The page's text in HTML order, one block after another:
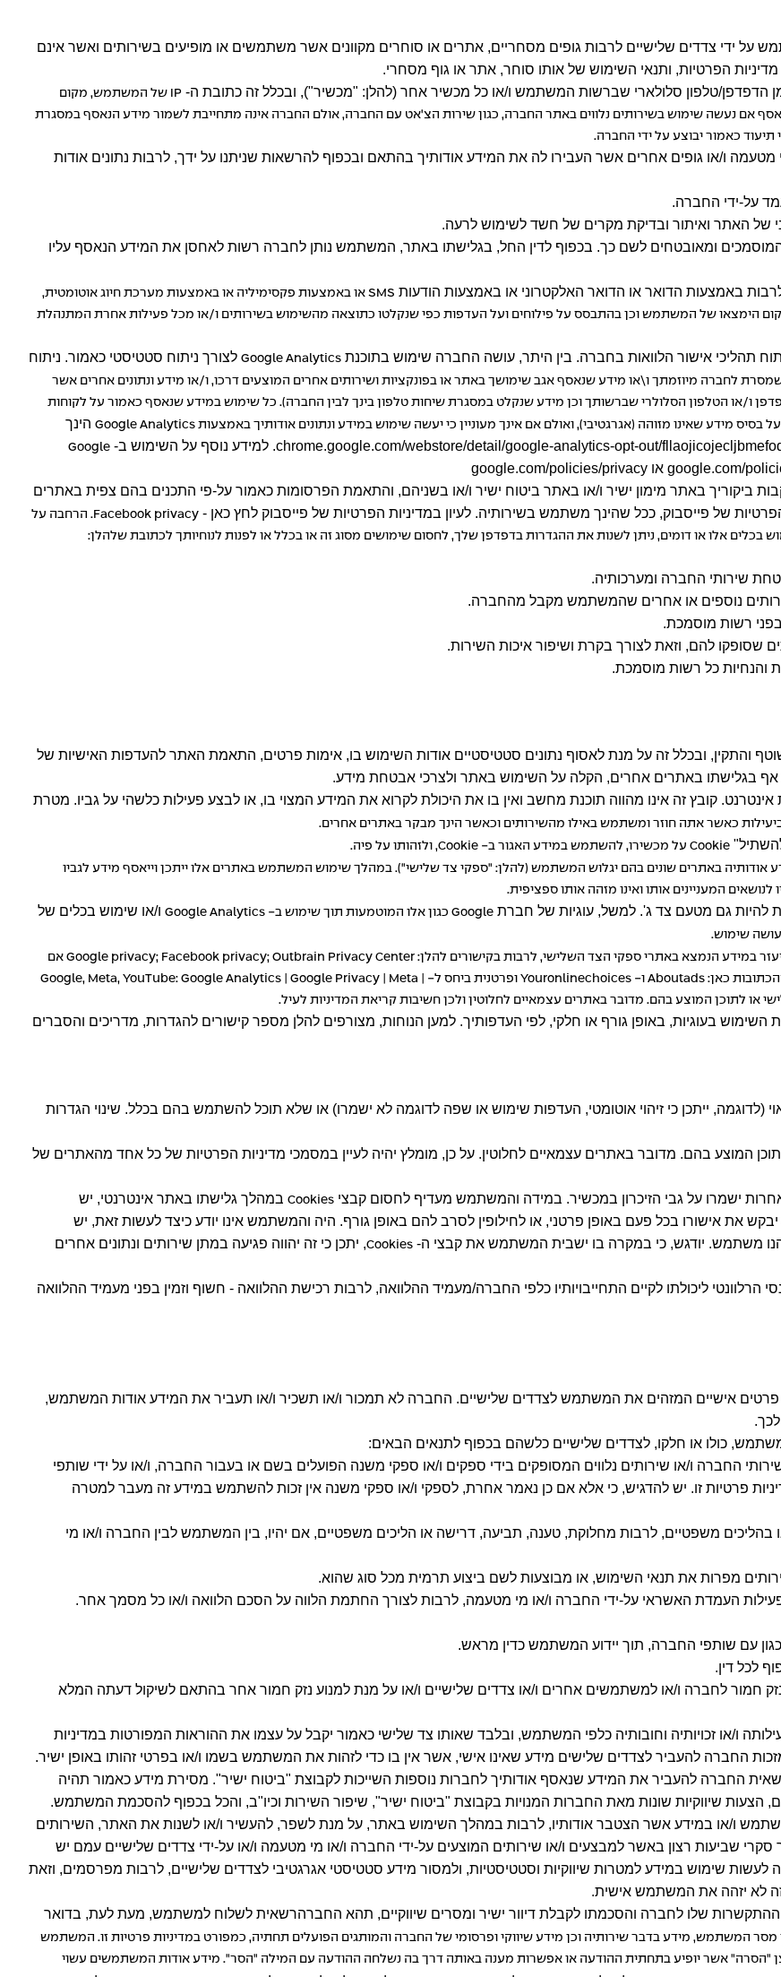
על ידי צדדים שלישיים לרבות גופים מסחריים, אתרים או סוחרים מקוונים אשר משתמשים או מופיעים בשירותים ואשר אינם
הפרטיות, ותנאי השימוש של אותו סוחר, אתר או גוף מסחרי.
IP
של המשתמש, מקום
אם נעשה שימוש בשירותים נלווים באתר החברה, כגון שירות הצ'אט עם החברה, אולם החברה אינה מתחייבת לשמור מידע הנאסף במסגרת
כאמור יבוצע על ידי החברה.
ו/או גופים אחרים אשר העבירו לה את המידע אודותיך בהתאם ובכפוף להרשאות שניתנו על ידך, לרבות נתונים אודות
על-ידי החברה.
של האתר ואיתור ובדיקת מקרים של חשד לשימוש לרעה.
ומאובטחים לשם כך. בכפוף לדין החל, בגלישתו באתר, המשתמש נותן לחברה רשות לאחסן את המידע הנאסף עליו
באמצעות הדואר או הדואר האלקטרוני או באמצעות הודעות SMS או באמצעות פקסימיליה או באמצעות מערכת חיוג אוטומטית,
הימצאו של המשתמש וכן בהתבסס על פילוחים ועל העדפות כפי שנקלטו כתוצאה מהשימוש בשירותים ו/או מכל פעילות אחרת המתנהלת
תהליכי אישור הלוואות בחברה. בין היתר, עושה החברה שימוש בתוכנת Google Analytics לצורך ניתוח סטטיסטי כאמור. ניתוח
לחברה מיוזמתך ו\או מידע שנאסף אגב שימושך באתר או בפונקציות ושירותים אחרים המוצעים דרכו, ו/או מידע ונתונים אחרים אשר
ו/או הטלפון הסלולרי שברשותך וכן מידע שנקלט במסגרת שיחות טלפון בינך לבין החברה). כל שימוש במידע שנאסף כאמור על לקוחות
בסיס מידע שאינו מזוהה (אגרגטיבי), ואולם אם אינך מעוניין כי יעשה שימוש במידע ונתונים אודותיך באמצעות Google Analytics הינך
chrome.google.com/webstore/detail/google-analytics-opt-out/
. למידע נוסף על השימוש ב- Google
google.com/ או google.com/policies/privacy
ביקוריך באתר מימון ישיר ו/או באתר ביטוח ישיר ו/או בשניהם, והתאמת הפרסומות כאמור על-פי התכנים בהם צפית באתרים
של פייסבוק, ככל שהינך משתמש בשירותיה. לעיון במדיניות הפרטיות של פייסבוק לחץ כאן - Facebook privacy. הרחבה על
שירותי החברה ומערכותיה.
נוספים או אחרים שהמשתמש מקבל מהחברה.
בפני רשות מוסמכת.
שסופקו להם, וזאת לצורך בקרת ושיפור איכות השירות.
והנחיות כל רשות מוסמכת.
והתקין, ובכלל זה על מנת לאסוף נתונים סטטיסטיים אודות השימוש בו, אימות פרטים, התאמת האתר להעדפות האישיות של
בגלישתו באתרים אחרים, הקלה על השימוש באתר ולצרכי אבטחת מידע.
קובץ זה אינו מהווה תוכנת מחשב ואין בו את היכולת לקרוא את המידע המצוי בו, או לבצע פעילות כלשהי על גביו. מטרת
כאשר אתה חוזר ומשתמש באילו מהשירותים וכאשר הינך מבקר באתרים אחרים.
Cookie על מכשירו, להשתמש במידע האגור ב- Cookie, ולזהותו על פיה.
באתרים שונים בהם יגלוש המשתמש (להלן: "ספקי צד שלישי"). במהלך שימוש המשתמש באתרים אלו ייתכן וייאסף מידע לגביו
המעניינים אותו ואינו מזהה אותו ספציפית.
Google כגון אלו המוטמעות תוך שימוש ב- Google Analytics ו/או שימוש בכלים של
שימוש.
במידע הנמצא באתרי ספקי הצד השלישי, לרבות בקישורים להלן: Google privacy; Facebook privacy; Outbrain Privacy Center
אם
כאן: Aboutads ו- Youronlinechoices ופרטנית ביחס ל- Google, Meta, YouTube: Google Analytics Google Privacy Meta
לתוכן המוצע בהם. מדובר באתרים עצמאיים לחלוטין ולכן חשיבות קריאת המדיניות לעיל.
בעוגיות, באופן גורף או חלקי, לפי העדפותיך. למען הנוחות, מצורפים להלן מספר קישורים להגדרות, מדריכים והסברים
(לדוגמה, ייתכן כי זיהוי אוטומטי, העדפות שימוש או שפה לדוגמה לא ישמרו) או שלא תוכל להשתמש בהם בכלל. שינוי הגדרות
המוצע בהם. מדובר באתרים עצמאיים לחלוטין. על כן, מומלץ יהיה לעיין במסמכי מדיניות הפרטיות של כל אחד מהאתרים של
Cookies במהלך גלישתו באתר אינטרנטי, יש
את אישורו בכל פעם באופן פרטני, או לחילופין לסרב להם באופן גורף. היה והמשתמש אינו יודע כיצד לעשות זאת, יש
משתמש. יודגש, כי במקרה בו ישבית המשתמש את קבצי ה- Cookies, יתכן כי זה יהווה פגיעה במתן שירותים ונתונים אחרים
ליכולתו לקיים התחייבויותיו כלפי החברה/מעמיד ההלוואה, לרבות רכישת ההלוואה - חשוף וזמין בפני מעמיד ההלוואה
פרטים אישיים המזהים את המשתמש לצדדים שלישיים. החברה לא תמכור ו/או תשכיר ו/או תעביר את המידע אודות המשתמש,
החברה ו/או שירותים נלווים המסופקים בידי ספקים ו/או ספקי משנה הפועלים בשם או בעבור החברה, ו/או על ידי שותפי
פרטיות זו. יש להדגיש, כי אלא אם כן נאמר אחרת, לספקי ו/או ספקי משנה אין זכות להשתמש במידע זה מעבר למטרה
משפטיים, לרבות מחלוקת, טענה, תביעה, דרישה או הליכים משפטיים, אם יהיו, בין המשתמש לבין החברה ו/או מי
מפרות את תנאי השימוש, או מבוצעות לשם ביצוע תרמית מכל סוג שהוא.
העמדת האשראי על-ידי החברה ו/או מי מטעמה, לרבות לצורך החתמת הלווה על הסכם הלוואה ו/או כל מסמך אחר.
עם שותפי החברה, תוך יידוע המשתמש כדין מראש.
לכל דין.
חמור לחברה ו/או למשתמשים אחרים ו/או צדדים שלישיים ו/או על מנת למנוע נזק חמור אחר בהתאם לשיקול דעתה המלא
ו/או זכויותיה וחובותיה כלפי המשתמש, ובלבד שאותו צד שלישי כאמור יקבל על עצמו את ההוראות המפורטות במדיניות
מזכות החברה להעביר לצדדים שלישים מידע שאינו אישי, אשר אין בו כדי לזהות את המשתמש בשמו ו/או בפרטי זהותו באופן ישיר.
החברה להעביר את המידע שנאסף אודותיך לחברות נוספות השייכות לקבוצת "ביטוח ישיר". מסירת מידע כאמור תהיה
ו/או במידע אשר הצטבר אודותיו, לרבות במהלך השימוש באתר, על מנת לשפר, להעשיר ו/או לשנות את האתר, השירותים
שביעות רצון באשר למבצעים ו/או שירותים המוצעים על-ידי החברה ו/או מי מטעמה ו/או על-ידי צדדים שלישיים עמם יש
שימוש במידע למטרות שיווקיות וסטטיסטיות, ולמסור מידע סטטיסטי אגרגטיבי לצדדים שלישיים, לרבות מפרסמים, וזאת
זה לא יזהה את המשתמש אישית.
ההתקשרות שלו לחברה והסכמתו לקבלת דיוור ישיר ומסרים שיווקיים, תהא החברהרשאית לשלוח למשתמש, מעת לעת, בדואר
המשתמש, מידע בדבר שירותיה וכן מידע שיווקי ופרסומי של החברה והמותגים הפועלים תחתיה, כמפורט במדיניות פרטיות זו. המשתמש
אשר יופיע בתחתית ההודעה או אפשרות מענה באותה דרך בה נשלחה ההודעה עם המילה "הסר". מידע אודות המשתמשים עשוי